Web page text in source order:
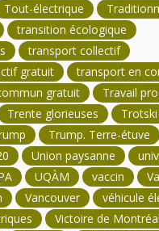
Tout-électrique
transition écologique
transport collectif
gratuit
transport en
gratuit
Travail
Trente glorieuses
Trotski
Trump. Terre-étuve
Union paysanne
UQÀM vaccin
Vancouver
véhicule
Victoire de Montréal